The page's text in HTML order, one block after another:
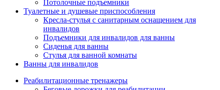
Потолочные подъемники
Туалетные и душевые приспособления
Кресла-стулья с санитарным оснащением для
инвалидов
Подъемники для инвалидов для ванны
Сиденья для ванны
Стулья для ванной комнаты
Ванны для инвалидов
Реабилитационные тренажеры